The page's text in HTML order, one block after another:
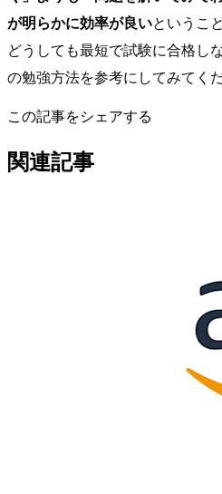
が明らかに効率が良いというこ
どうしても最短で試験に合格し
の勉強方法を参考にしてみてく
この記事をシェアする
関連記事